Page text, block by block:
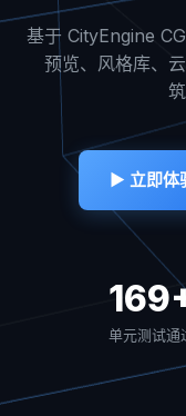
基于 CityEngine
预览、风格库、
▶ 立即体
单元测试通